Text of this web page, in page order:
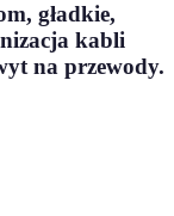
gładkie,
kabli
na przewody.